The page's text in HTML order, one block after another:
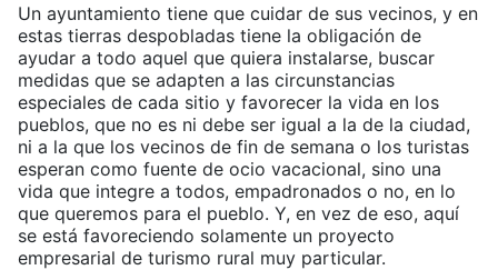
Un ayuntamiento tiene que cuidar de sus vecinos, y en
estas tierras despobladas tiene la obligación de
ayudar a todo aquel que quiera instalarse, buscar
medidas que se adapten a las circunstancias
especiales de cada sitio y favorecer la vida en los
pueblos, que no es ni debe ser igual a la de la ciudad,
ni a la que los vecinos de fin de semana o los turistas
esperan como fuente de ocio vacacional, sino una
vida que integre a todos, empadronados o no, en lo
que queremos para el pueblo. Y, en vez de eso, aquí
se está favoreciendo solamente un proyecto
empresarial de turismo rural muy particular.